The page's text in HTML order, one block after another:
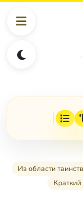
Из области